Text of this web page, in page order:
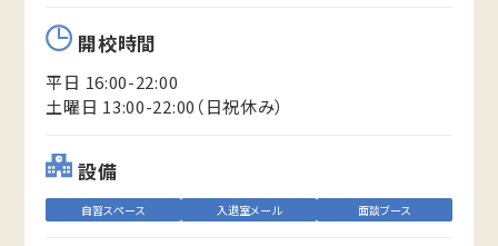
開校時間
平日 16:00-22:00
土曜日 13:00-22:00（日祝休み）
設備
自習スペース 入退室メール 面談ブース